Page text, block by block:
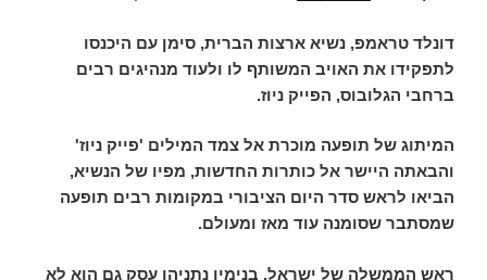
דונלד טראמפ, נשיא ארצות הברית, סימן עם היכנסו
לתפקידו את האויב המשותף לו ולעוד מנהיגים רבים
ברחבי הגלובוס, הפייק ניוז.
המיתוג של תופעה מוכרת אל צמד המילים 'פייק ניוז'
והבאתה היישר אל כותרות החדשות, מפיו של הנשיא,
הביאו לראש סדר היום הציבורי במקומות רבים תופעה
שמסתבר שסומנה עוד מאז ומעולם.
ראש הממשלה של ישראל, בנימין נתניהו עסק גם הוא לא